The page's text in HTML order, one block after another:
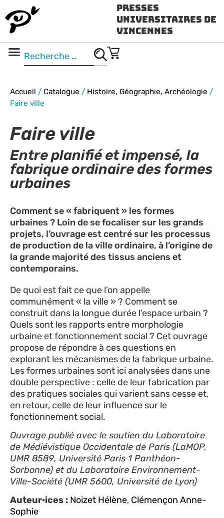
Presses
Universitaires de
Vincennes
Accueil / Catalogue / Histoire, Géographie, Archéologie /
Faire ville
Faire ville
Entre planifié et impensé, la
fabrique ordinaire des formes
urbaines
Comment se « fabriquent » les formes
urbaines ? Loin de se focaliser sur les grands
projets, l’ouvrage est centré sur les processus
de production de la ville ordinaire, à l’origine de
la grande majorité des tissus anciens et
contemporains.
De quoi est fait ce que l’on appelle
communément « la ville » ? Comment se
construit dans la longue durée l’espace urbain ?
Quels sont les rapports entre morphologie
urbaine et fonctionnement social ? Cet ouvrage
propose de répondre à ces questions en
explorant les mécanismes de la fabrique urbaine.
Les formes urbaines sont ici analysées dans une
double perspective : celle de leur fabrication par
des pratiques sociales qui varient sans cesse et,
en retour, celle de leur influence sur le
fonctionnement social.
Ouvrage publié avec le soutien du Laboratoire
de Médiévistique Occidentale de Paris (LaMOP,
UMR 8589, Université Paris 1 Panthéon-
Sorbonne) et du Laboratoire Environnement-
Ville-Société (UMR 5600, Université de Lyon)
Auteur·ices : Noizet Hélène, Clémençon Anne-
Sophie